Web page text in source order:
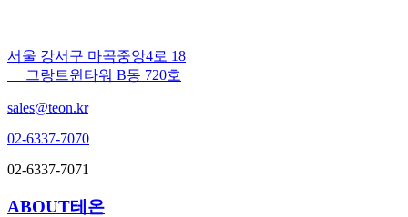
서울 강서구 마곡중앙4로 18
그랑트윈타워 B동 720호
sales@teon.kr
02-6337-7070
02-6337-7071
ABOUT테온